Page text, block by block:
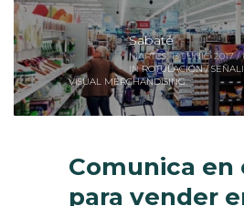
Sabaté
MARTES, 13 JUNIO 2017 /
IN ROTULACIÓN /
VISUAL MERCHANDISING
Comunica en
para vender